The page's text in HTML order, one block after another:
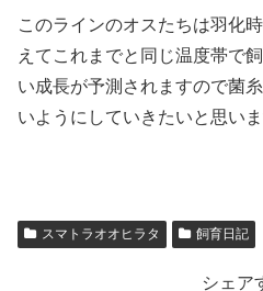
このラインのオスたちは羽化
えてこれまでと同じ温度帯で
い成長が予測されますので菌
いようにしていきたいと思いま
スマトラオオヒラタ 飼育日記
シェア